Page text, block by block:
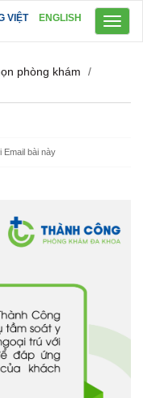
VIỆT ENGLISH
phòng khám
/
Email bài này